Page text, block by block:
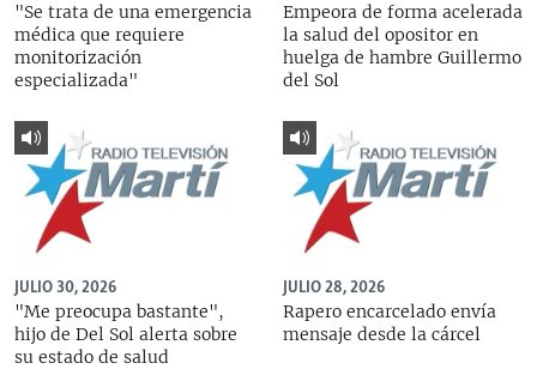
"Se trata de una emergencia
médica que requiere
monitorización
especializada"
Empeora de forma acelerada
la salud del opositor en
huelga de hambre Guillermo
del Sol
JULIO 30, 2026
"Me preocupa bastante",
hijo de Del Sol alerta sobre
su estado de salud
JULIO 28, 2026
Rapero encarcelado envía
mensaje desde la cárcel